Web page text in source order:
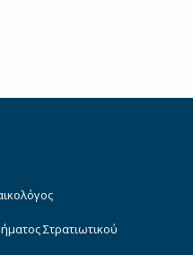
Στρατιωτικού